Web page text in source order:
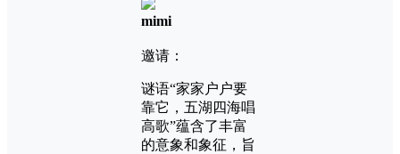
mimi
邀请：
谜语“家家户户要
靠它，五湖四海唱
高歌”蕴含了丰富
的意象和象征，旨